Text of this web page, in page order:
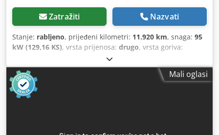
Zatražiti Nazvati
Stanje: rabljeno, prijeđeni kilometri: 11.920 km, snaga: 95
kW (129,16 KS), vrsta prijenosa: drugo, vrsta goriva:
, ukupna masa:
vozila:21.816 kg, maksimalna nosivost:1.184 kg, broj
sjedala:
, emisijska klasa:
nijedan, ovjes:
11.920 h
Mali oglasi